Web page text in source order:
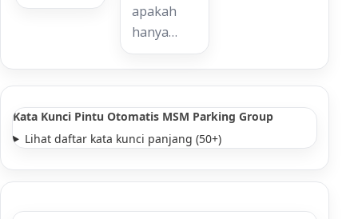
apakah
hanya…
Kata Kunci Pintu Otomatis MSM Parking Group
Lihat daftar kata kunci panjang (50+)